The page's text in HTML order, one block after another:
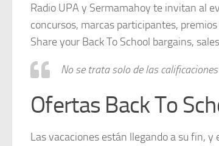
Radio UPA y Sermamahoy te invitan al
concursos, marcas participantes,
Share your Back To School bargains,
No se trata solo de las
Ofertas Back To
Las vacaciones están llegando a su fin,